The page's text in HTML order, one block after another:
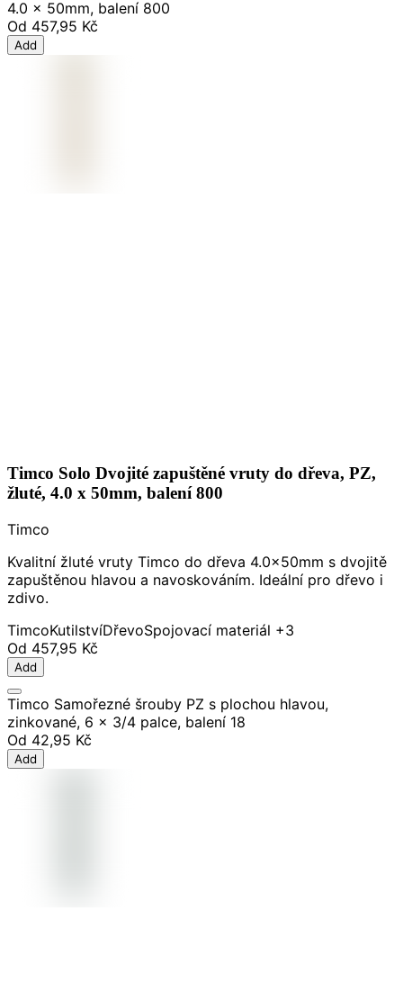
4.0 x 50mm, balení 800
Od 457,95 Kč
Add
Timco Solo Dvojité zapuštěné vruty do dřeva, PZ,
žluté, 4.0 x 50mm, balení 800
Timco
Kvalitní žluté vruty Timco do dřeva 4.0x50mm s dvojitě
zapuštěnou hlavou a navoskováním. Ideální pro dřevo i
zdivo.
TimcoKutilstvíDřevoSpojovací materiál +3
Od 457,95 Kč
Add
Timco Samořezné šrouby PZ s plochou hlavou,
zinkované, 6 x 3/4 palce, balení 18
Od 42,95 Kč
Add